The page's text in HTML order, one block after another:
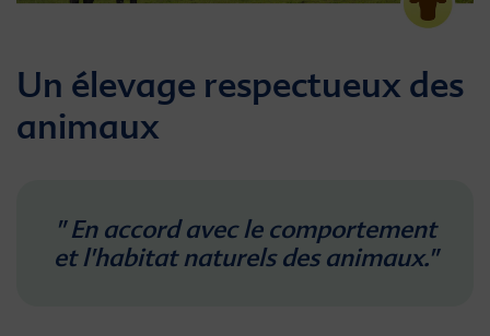
Un élevage respectueux des
animaux
" En accord avec le comportement
et l'habitat naturels des animaux."